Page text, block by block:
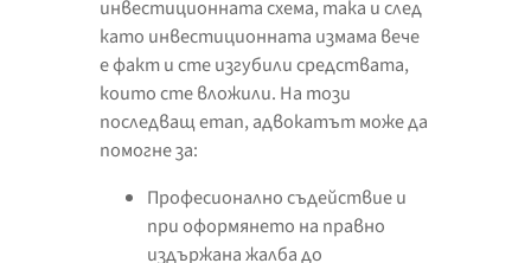
инвестиционната схема, така и след
като инвестиционната измама вече
е факт и сте изгубили средствата,
които сте вложили. На този
последващ етап, адвокатът може да
помогне за:
Професионално съдействие и
при оформянето на правно
издържана жалба до